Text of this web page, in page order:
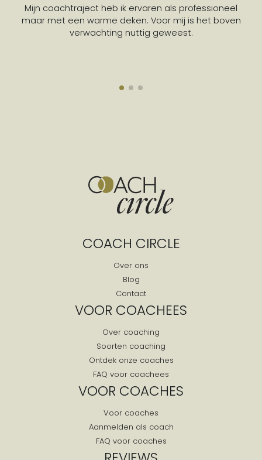
Mijn coachtraject heb ik ervaren als professioneel
maar met een warme deken. Voor mij is het boven
verwachting nuttig geweest.
COACH CIRCLE
Over ons
Blog
Contact
VOOR COACHEES
Over coaching
Soorten coaching
Ontdek onze coaches
FAQ voor coachees
VOOR COACHES
Voor coaches
Aanmelden als coach
FAQ voor coaches